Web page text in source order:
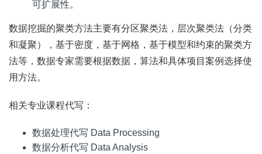
可扩展性。
数据挖掘的聚类方法主要有分区聚类法，层次聚类法（分类
和凝聚），基于密度，基于网格，基于模型和约束的聚类方
法等，数据专家需要根据数据，算法和具体项目案例选择使
用方法。
相关专业课程代写：
数据处理代写 Data Processing
数据分析代写 Data Analysis